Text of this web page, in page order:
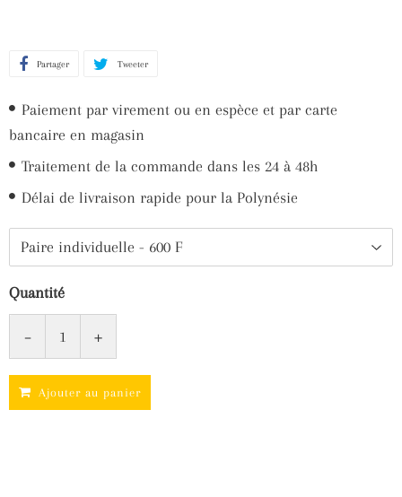
Partager Partager
Facebook
Tweeter
Twitter
Paiement par virement ou en espèce et par carte
bancaire en magasin
Traitement de la commande dans les 24 à 48h
Délai de livraison rapide pour la Polynésie
Quantité
+
-
Ajouter au panier